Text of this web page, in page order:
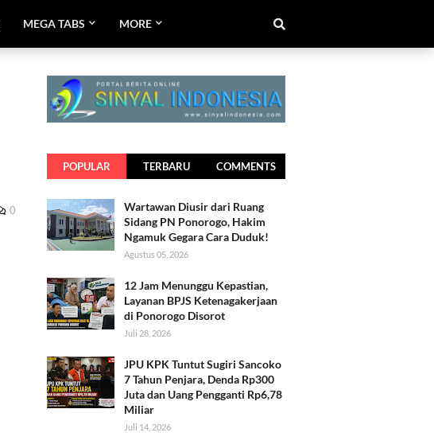
MEGA TABS MORE
0
POPULAR TERBARU COMMENTS
Wartawan Diusir dari Ruang
Sidang PN Ponorogo, Hakim
Ngamuk Gegara Cara Duduk!
Agustus 05, 2026
12 Jam Menunggu Kepastian,
Layanan BPJS Ketenagakerjaan
di Ponorogo Disorot
Juli 28, 2026
JPU KPK Tuntut Sugiri Sancoko
7 Tahun Penjara, Denda Rp300
Juta dan Uang Pengganti Rp6,78
Miliar
Juli 14, 2026